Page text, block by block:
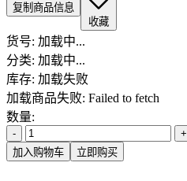
复制商品信息
收藏
货号: 加载中...
分类: 加载中...
库存: 加载失败
加载商品失败: Failed to fetch
数量:
-
+
加入购物车
立即购买